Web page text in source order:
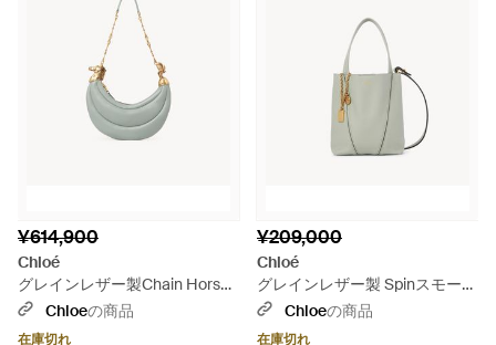
¥614,900
Chloé
グレインレザー製Chain Horse
ショルダーバッグ - グレー
Chloeの商品
在庫切れ
¥209,000
Chloé
グレインレザー製 Spinスモール
トートバッグ - グレー
Chloeの商品
在庫切れ